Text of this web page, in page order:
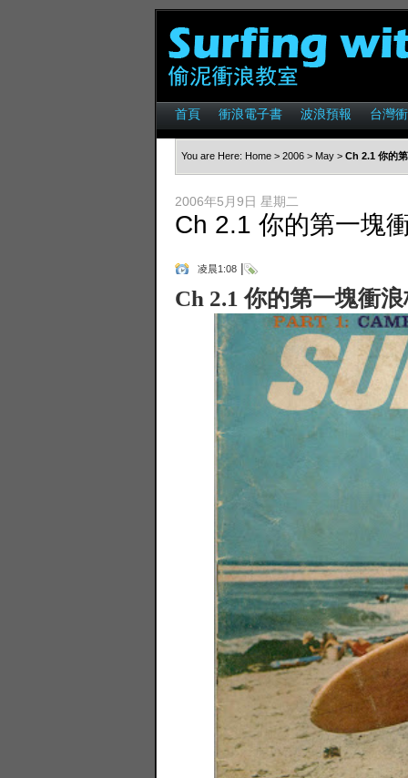
首頁 衝浪電子書 波浪預報 台灣
You are Here: Home > 2006 > May > Ch 2.1 你的
2006年5月9日 星期二
Ch 2.1 你的第一塊
凌晨1:08 |
Ch 2.1 你的第一塊衝